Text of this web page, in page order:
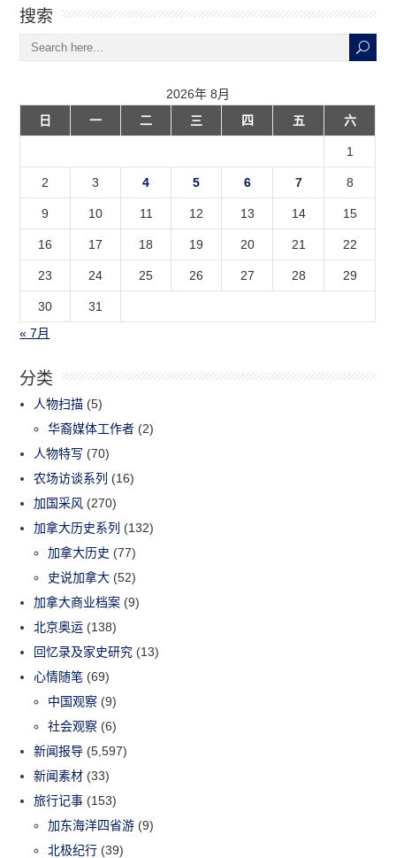
搜索
2026年 8月
日
一 二 三 四 五 六
1
2 3 4 5 6 7 8
9 10 11 12 13 14 15
16 17 18 19 20 21 22
23 24 25 26 27 28 29
30
31
« 7月
分类
人物扫描 (5)
华裔媒体工作者 (2)
人物特写 (70)
农场访谈系列 (16)
加国采风 (270)
加拿大历史系列 (132)
加拿大历史 (77)
史说加拿大 (52)
加拿大商业档案 (9)
北京奥运 (138)
回忆录及家史研究 (13)
心情随笔 (69)
中国观察 (9)
社会观察 (6)
新闻报导 (5,597)
新闻素材 (33)
旅行记事 (153)
加东海洋四省游 (9)
北极纪行 (39)